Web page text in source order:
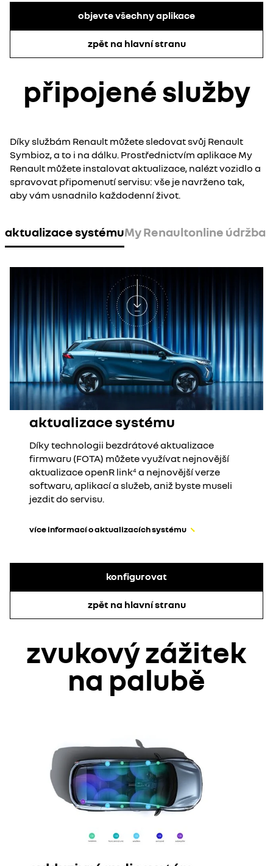
objevte všechny aplikace
zpět na hlavní stranu
připojené služby
Díky službám Renault můžete sledovat svůj Renault
Symbioz, a to i na dálku. Prostřednictvím aplikace My
Renault můžete instalovat aktualizace, nalézt vozidlo a
spravovat připomenutí servisu: vše je navrženo tak,
aby vám usnadnilo každodenní život.
aktualizace systémuMy Renaultonline údržba
aktualizace systému
Díky technologii bezdrátové aktualizace
firmwaru (FOTA) můžete využívat nejnovější
aktualizace openR link4 a nejnovější verze
softwaru, aplikací a služeb, aniž byste museli
jezdit do servisu.
více informací o aktualizacích systému
konfigurovat
zpět na hlavní stranu
zvukový zážitek
na palubě